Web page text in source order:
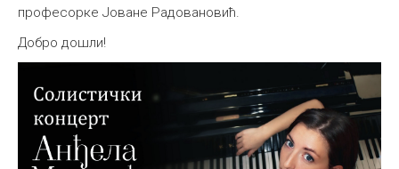
професорке Јоване Радовановић.
Добро дошли!